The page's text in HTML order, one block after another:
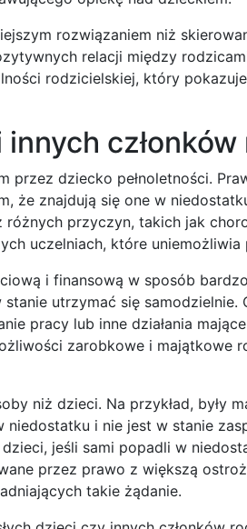
rozwiązaniem niż
relacji między
rodzicielskiej, który
przez dziecko pełnoletności.
że znajdują się one w
przyczyn, takich jak
uczelniach, które
i finansową w sposób
utrzymać się samodzielnie.
pracy lub inne działania
zarobkowe i majątkowe
niż dzieci. Na przykład, były
niedostatku i nie jest w stanie
jeśli sami popadli w
przez prawo z większą
takie żądanie.